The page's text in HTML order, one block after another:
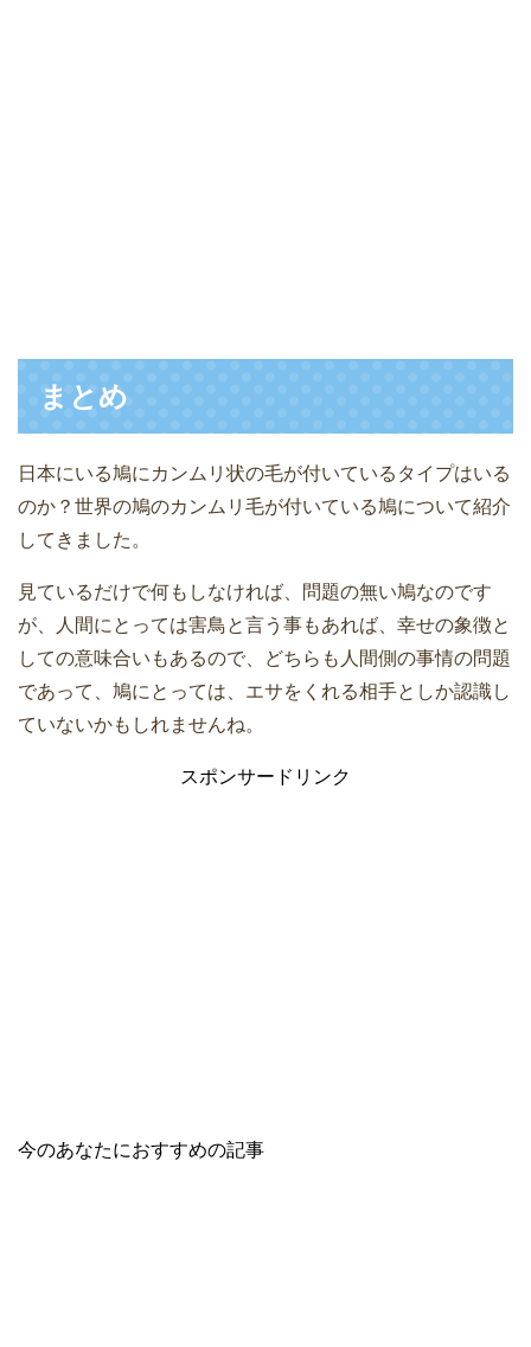
まとめ
日本にいる鳩にカンムリ状の毛が付いているタイプはいる
のか？世界の鳩のカンムリ毛が付いている鳩について紹介
してきました。
見ているだけで何もしなければ、問題の無い鳩なのです
が、人間にとっては害鳥と言う事もあれば、幸せの象徴と
しての意味合いもあるので、どちらも人間側の事情の問題
であって、鳩にとっては、エサをくれる相手としか認識し
ていないかもしれませんね。
スポンサードリンク
今のあなたにおすすめの記事